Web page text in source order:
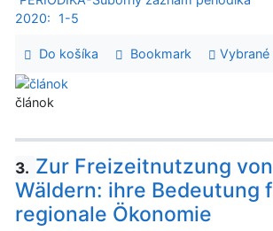
2020:
1-5
Do košíka Bookmark
článok
3. Zur Freizeitnutzung
Wäldern: ihre Bedeutung
regionale Ökonomie